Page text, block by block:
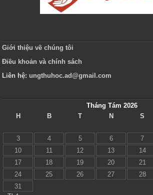
Giới thiệu về chúng tôi
Điều khoản và chính sách
Liên hệ:ungthuhoc.ad@gmail.com
Tháng Tám 2026
H
B T N S
3
4 5 6 7
10
11 12 13 14
17
18 19 20 21
24
25 26 27 28
31